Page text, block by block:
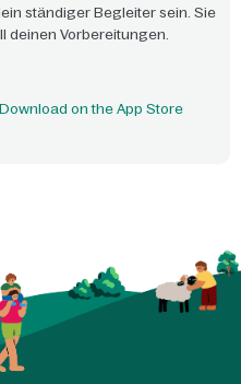
ständiger Begleiter sein. Sie
deinen Vorbereitungen.